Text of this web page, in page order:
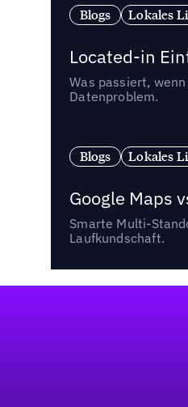
Blogs Lokales
Located-in
Was passiert,
Datenproblem.
Blogs Lokales
Google Maps
Smarte Multi-
Laufkundschaft.